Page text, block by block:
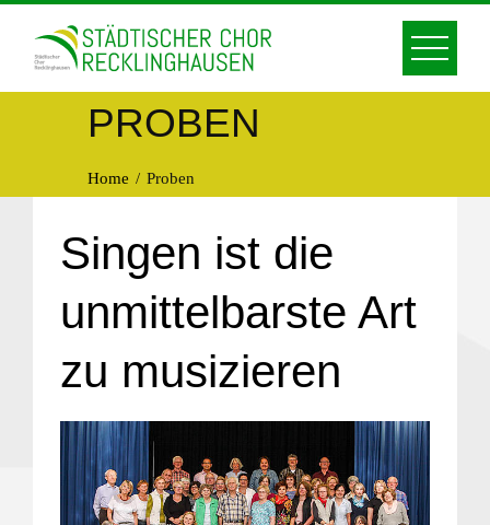
content
PROBEN
Home Proben
Singen ist die
unmittelbarste Art
zu musizieren